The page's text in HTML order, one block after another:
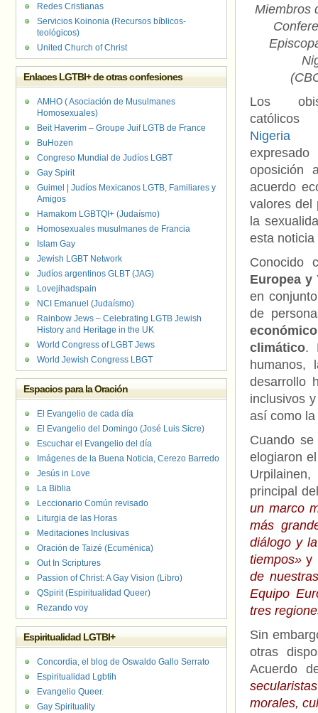
Miembros
Los
Nigeria
oposición
acuerdo
valores del
la
esta
Conocido
Europea y
en
de
climático.
humanos,
desarrollo
inclusivos
así como
Cuando
elogiaron
principal
un marco
más
diálogo y
tiempos» y
de
Equipo
tres
Sin
otras
Acuerdo
morales,
Redes Cristianas
Servicios Koinonia (Recursos bíblicos-
teológicos)
United Church of Christ
Enlaces LGTBI+ de otras confesiones
AMHO ( Asociación de Musulmanes
Homosexuales)
Beit Haverim – Groupe Juif LGTB de France
BuHozen
Congreso Mundial de Judíos LGBT
Gay Spirit
Guimel | Judíos Mexicanos LGTB, Familiares y
Amigos
Hamakom LGBTQI+ (Judaísmo)
Homosexuales musulmanes de Francia
Islam Gay
Jewish LGBT Network
Judíos argentinos GLBT (JAG)
Lovejihadspain
NCI Emanuel (Judaísmo)
Rainbow Jews – Celebrating LGTB Jewish
History and Heritage in the UK
World Congress of LGBT Jews
World Jewish Congress LBGT
Espacios para la Oración
El Evangelio de cada día
El Evangelio del Domingo (José Luis Sicre)
Escuchar el Evangelio del día
Imágenes de la Buena Noticia, Cerezo Barredo
Jesús in Love
La Biblia
Leccionario Común revisado
Liturgia de las Horas
Meditaciones Inclusivas
Oración de Taizé (Ecuménica)
Out In Scriptures
Passion of Christ: A Gay Vision (Libro)
QSpirit (Espiritualidad Queer)
Rezando voy
Espiritualidad LGTBI+
Concordia, el blog de Oswaldo Gallo Serrato
Espiritualidad Lgbtih
Evangelio Queer.
Gay Spirituality